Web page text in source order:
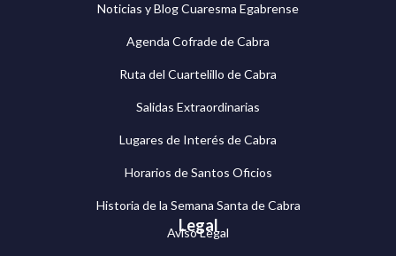
Noticias y Blog Cuaresma Egabrense
Agenda Cofrade de Cabra
Ruta del Cuartelillo de Cabra
Salidas Extraordinarias
Lugares de Interés de Cabra
Horarios de Santos Oficios
Historia de la Semana Santa de Cabra
Legal
Aviso Legal